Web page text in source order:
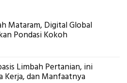
Mataram, Digital Global
Pondasi Kokoh
Limbah Pertanian, ini
Kerja, dan Manfaatnya